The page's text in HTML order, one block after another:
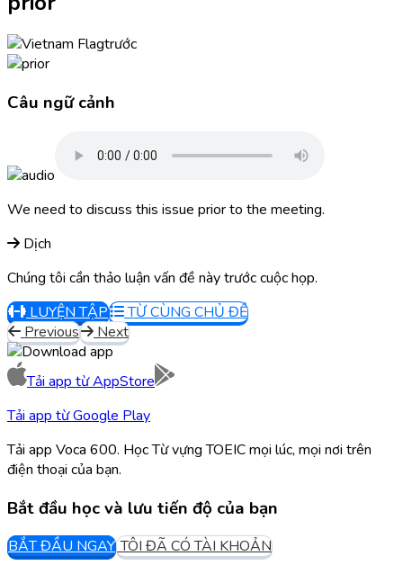
trước
Câu ngữ cảnh
We need to discuss this issue prior to the meeting.
Dịch
Chúng tôi cần thảo luận vấn đề này trước cuộc họp.
LUYỆN TẬP
TỪ CÙNG CHỦ ĐỀ
Previous
Next
Tải app từAppStore
Tải app từGoogle Play
Tải app Voca 600. Học Từ vựng TOEIC mọi lúc, mọi nơi trên
điện thoại của bạn.
Bắt đầu học và lưu tiến độ của bạn
BẮT ĐẦU NGAY TÔI ĐÃ CÓ TÀI KHOẢN